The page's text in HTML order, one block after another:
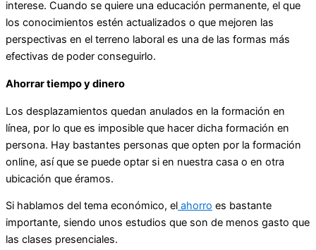
interese. Cuando se quiere una educación permanente, el que
los conocimientos estén actualizados o que mejoren las
perspectivas en el terreno laboral es una de las formas más
efectivas de poder conseguirlo.
Ahorrar tiempo y dinero
Los desplazamientos quedan anulados en la formación en
línea, por lo que es imposible que hacer dicha formación en
persona. Hay bastantes personas que opten por la formación
online, así que se puede optar si en nuestra casa o en otra
ubicación que éramos.
Si hablamos del tema económico, el ahorro es bastante
importante, siendo unos estudios que son de menos gasto que
las clases presenciales.